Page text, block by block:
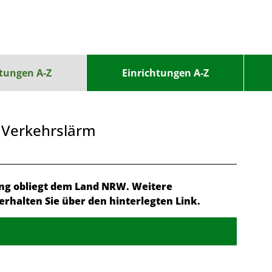
A-Z Einrichtungen A-Z
obliegt dem Land NRW. Weitere
Sie über den hinterlegten Link.